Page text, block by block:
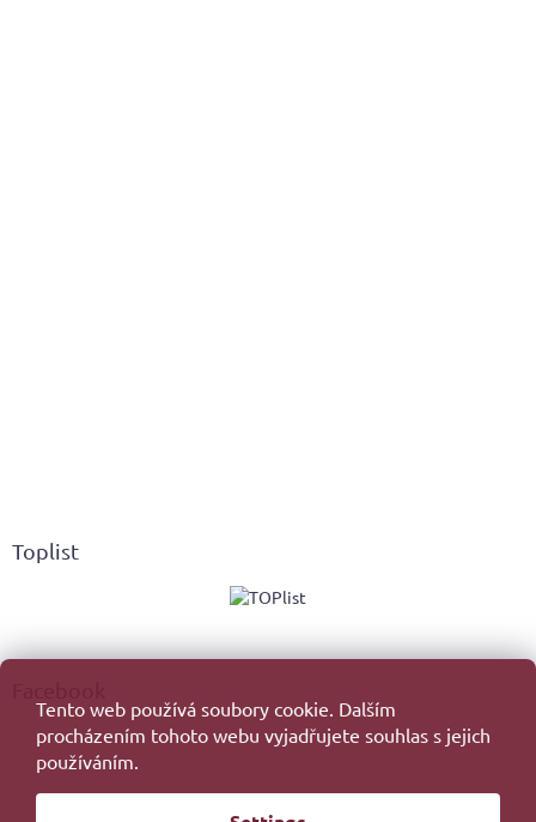
Tento web používá soubory cookie. Dalším
procházením tohoto webu vyjadřujete souhlas s jejich
používáním.
Toplist
Created by Shoptet